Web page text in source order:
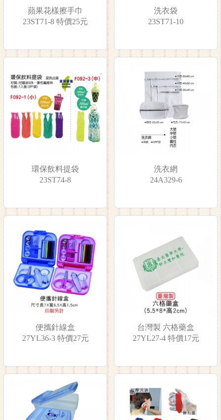
蘋果花樣擦手巾
23ST71-8 特價25元
洗衣袋
23ST71-10
環保飲料提袋
23ST74-8
洗衣網
24A329-6
便攜針線盒
27YL36-3 特價27元
台灣製 六格藥盒
27YL27-4 特價17元